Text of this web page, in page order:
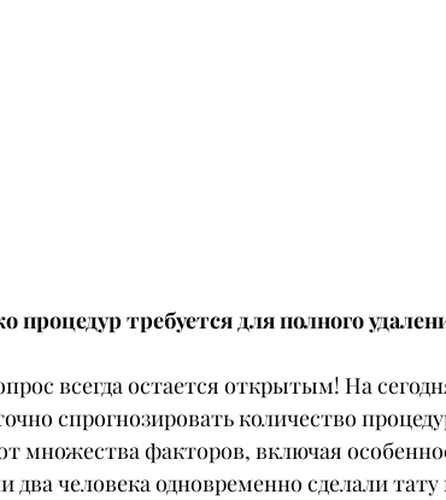
процедур требуется для полного
всегда остается открытым! На
спрогнозировать количество
множества факторов, включая
два человека одновременно сделали